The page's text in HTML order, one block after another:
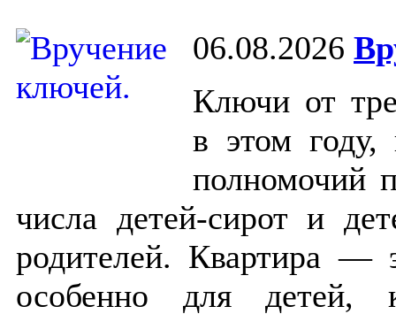
06.08.2026
Ключи от
в этом году,
полномочий
числа детей-сирот и
родителей. Квартира —
особенно для детей,